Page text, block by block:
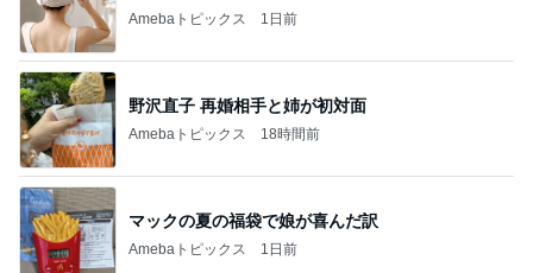
Amebaトピックス 1日前
野沢直子 再婚相手と姉が初対面
Amebaトピックス 18時間前
マックの夏の福袋で娘が喜んだ訳
Amebaトピックス 1日前